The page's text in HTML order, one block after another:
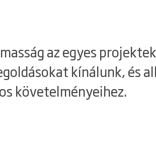
az egyes
kínálunk, és
követelményeihez.